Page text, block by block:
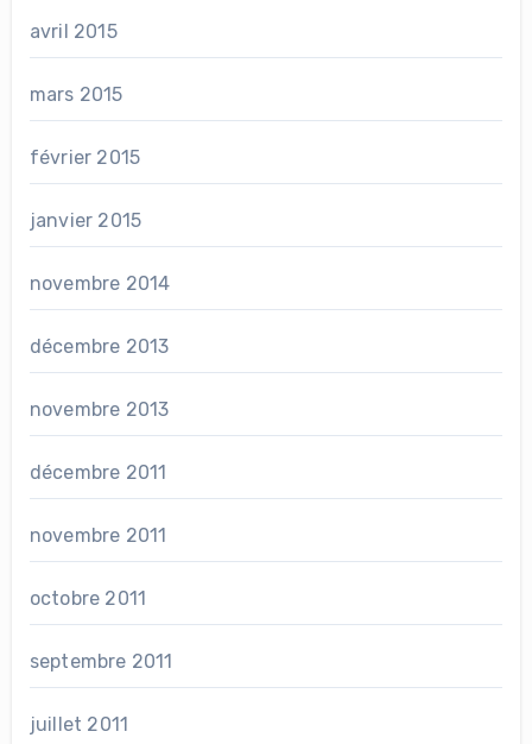
avril 2015
mars 2015
février 2015
janvier 2015
novembre 2014
décembre 2013
novembre 2013
décembre 2011
novembre 2011
octobre 2011
septembre 2011
juillet 2011